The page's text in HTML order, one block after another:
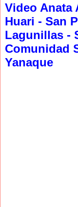
Video Anata
Huari - San
Lagunillas -
Comunidad
Yanaque